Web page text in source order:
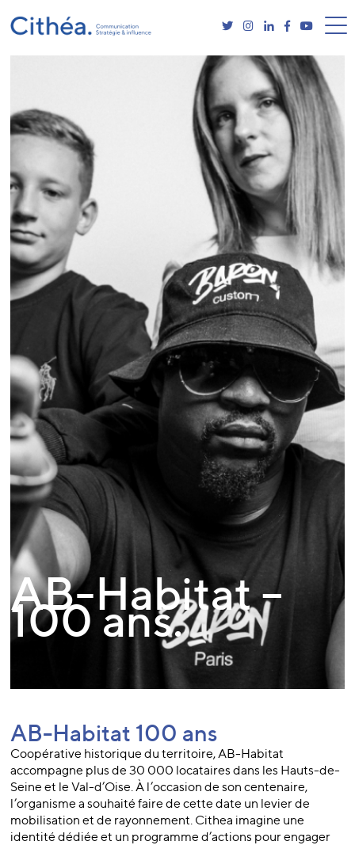
AB-Habitat –
100 ans
AB-Habitat 100 ans
Coopérative historique du territoire, AB-Habitat
accompagne plus de 30 000 locataires dans les Hauts-de-
Seine et le Val-d’Oise. À l’occasion de son centenaire,
l’organisme a souhaité faire de cette date un levier de
mobilisation et de rayonnement. Cithea imagine une
identité dédiée et un programme d’actions pour engager